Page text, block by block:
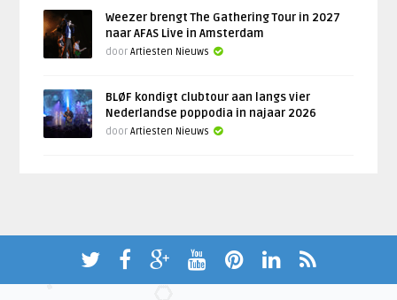
Weezer brengt The Gathering Tour in 2027
naar AFAS Live in Amsterdam
doorArtiesten Nieuws
BLØF kondigt clubtour aan langs vier
Nederlandse poppodia in najaar 2026
doorArtiesten Nieuws